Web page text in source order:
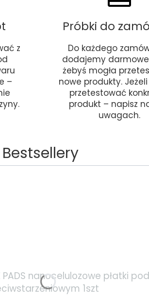
z
–
Próbki do
Do każdego
dodajemy
żebyś mogła
nowe produkty.
przetestować
produkt – napisz
uwagach.
Bestsellery
PADS nanocelulozowe płatki
1szt